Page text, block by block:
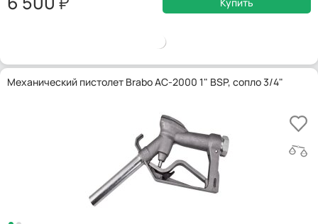
Механический пистолет Brabo AC-2000 1" BSP, сопло 3/4"